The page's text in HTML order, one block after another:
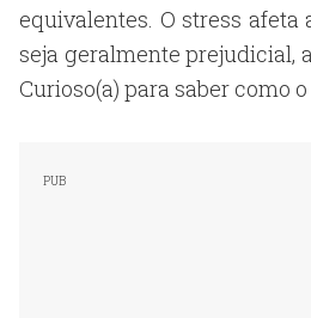
equivalentes. O stress
seja geralmente prejudicial,
Curioso(a) para saber como